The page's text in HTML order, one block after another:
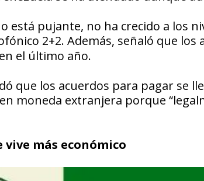
está pujante, no ha crecido a los
2+2. Además, señaló que
el último año.
que los acuerdos para pagar se
moneda extranjera porque
vive más económico